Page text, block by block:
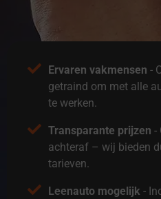
Ervaren vakmensen -
getraind om met alle
te werken.
Transparante prijzen -
achteraf – wij bieden
tarieven.
Leenauto mogelijk -